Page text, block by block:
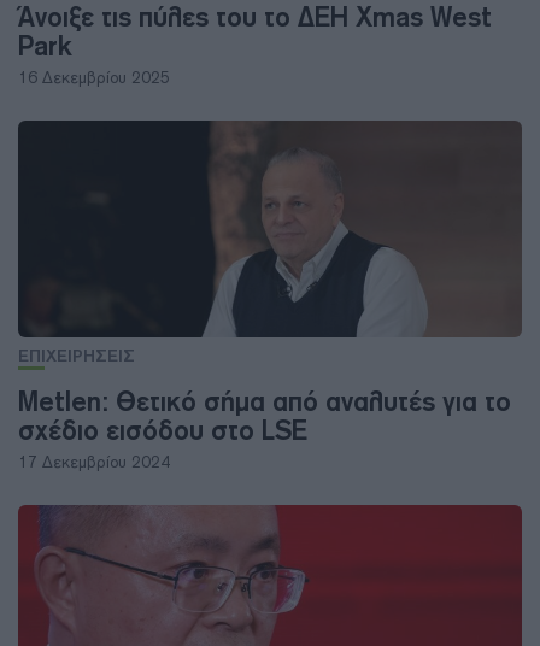
Άνοιξε τις πύλες του το ΔΕΗ Xmas West
Park
16 Δεκεμβρίου 2025
ΕΠΙΧΕΙΡΗΣΕΙΣ
Metlen: Θετικό σήμα από αναλυτές για το
σχέδιο εισόδου στο LSE
17 Δεκεμβρίου 2024